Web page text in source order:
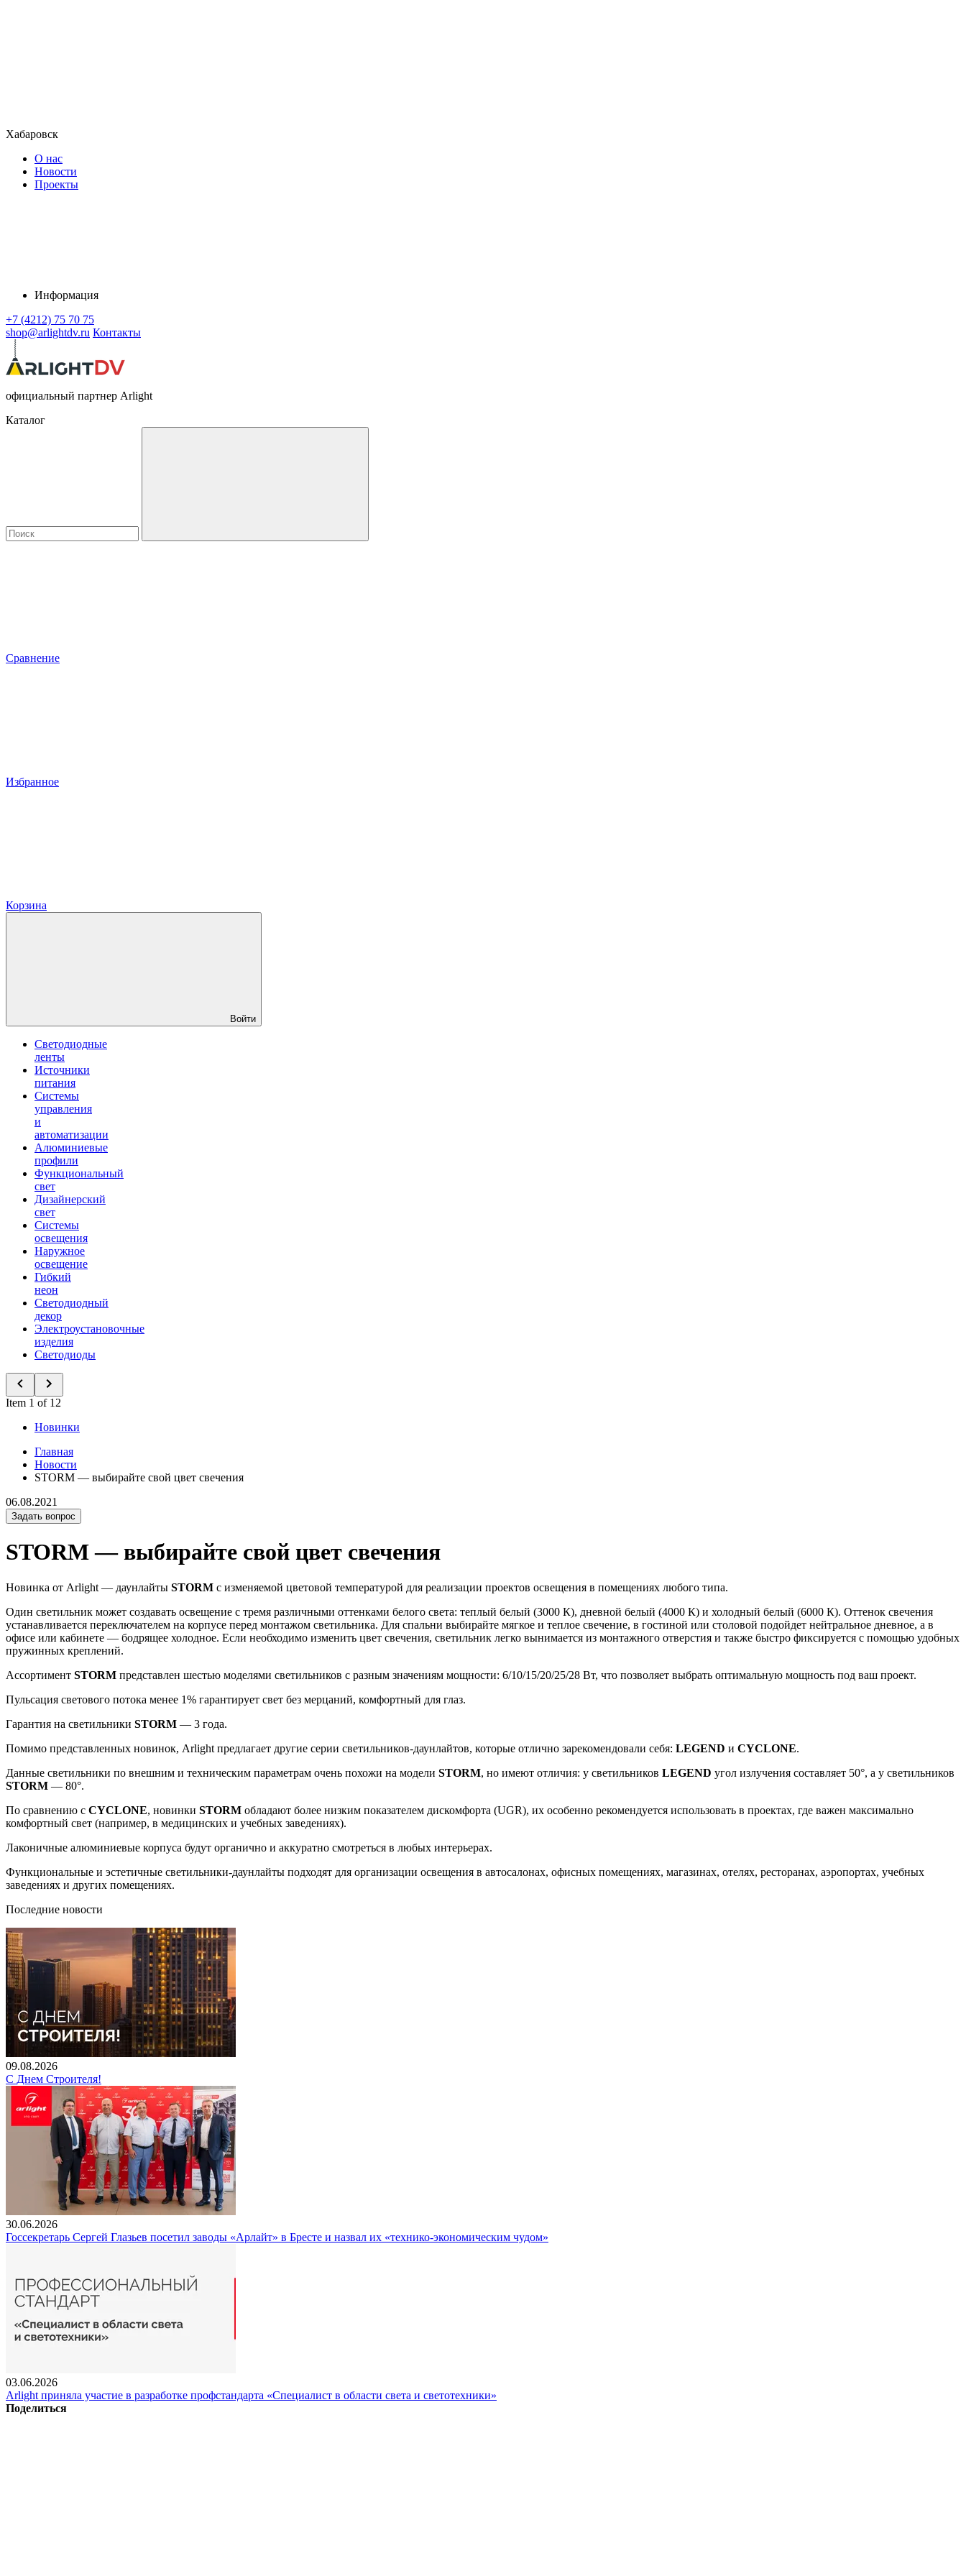
Хабаровск
О нас
Новости
Проекты
Информация
+7 (4212) 75 70 75
shop@arlightdv.ru Контакты
официальный партнер Arlight
Каталог
Сравнение
Избранное
Корзина
Войти
Светодиодные
ленты
Источники
питания
Системы
управления
и
автоматизации
Алюминиевые
профили
Функциональный
свет
Дизайнерский
свет
Системы
освещения
Наружное
освещение
Гибкий
неон
Светодиодный
декор
Электроустановочные
изделия
Светодиоды
Item 1 of 12
Новинки
Главная
Новости
STORM — выбирайте свой цвет свечения
06.08.2021
Задать вопрос
STORM — выбирайте свой цвет свечения
Новинка от Arlight — даунлайты STORM с изменяемой цветовой температурой для реализации проектов освещения в помещениях любого типа.
Один светильник может создавать освещение с тремя различными оттенками белого света: теплый белый (3000 К), дневной белый (4000 К) и холодный белый (6000 К). Оттенок свечения
устанавливается переключателем на корпусе перед монтажом светильника. Для спальни выбирайте мягкое и теплое свечение, в гостиной или столовой подойдет нейтральное дневное, а в
офисе или кабинете — бодрящее холодное. Если необходимо изменить цвет свечения, светильник легко вынимается из монтажного отверстия и также быстро фиксируется с помощью удобных
пружинных креплений.
Ассортимент STORM представлен шестью моделями светильников с разным значениям мощности: 6/10/15/20/25/28 Вт, что позволяет выбрать оптимальную мощность под ваш проект.
Пульсация светового потока менее 1% гарантирует свет без мерцаний, комфортный для глаз.
Гарантия на светильники STORM — 3 года.
Помимо представленных новинок, Arlight предлагает другие серии светильников-даунлайтов, которые отлично зарекомендовали себя: LEGEND и CYCLONE.
Данные светильники по внешним и техническим параметрам очень похожи на модели STORM, но имеют отличия: у светильников LEGEND угол излучения составляет 50°, а у светильников
STORM — 80°.
По сравнению с CYCLONE, новинки STORM обладают более низким показателем дискомфорта (UGR), их особенно рекомендуется использовать в проектах, где важен максимально
комфортный свет (например, в медицинских и учебных заведениях).
Лаконичные алюминиевые корпуса будут органично и аккуратно смотреться в любых интерьерах.
Функциональные и эстетичные светильники-даунлайты подходят для организации освещения в автосалонах, офисных помещениях, магазинах, отелях, ресторанах, аэропортах, учебных
заведениях и других помещениях.
Последние новости
09.08.2026
С Днем Строителя!
30.06.2026
Госсекретарь Сергей Глазьев посетил заводы «Арлайт» в Бресте и назвал их «технико-экономическим чудом»
03.06.2026
Arlight приняла участие в разработке профстандарта «Специалист в области света и светотехники»
Поделиться